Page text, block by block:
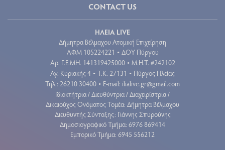
CONTACT US
ΗΛΕΙΑ LIVE
Δήμητρα Βέλμαχου Ατομική Επιχείρηση
ΑΦΜ 105224221 • ΔΟΥ Πύργου
Aρ. Γ.Ε.ΜΗ. 141319425000 • Μ.Η.Τ. #242102
Αγ. Κυριακής 4 • Τ.Κ. 27131 • Πύργος Ηλείας
Τηλ.: 26210 30400 • E-mail: ilialive.gr@gmail.com
Ιδιοκτήτρια / Διευθύντρια / Διαχειρίστρια /
Δικαιούχος Ονόματος Τομέα: Δήμητρα Βέλμαχου
Διευθυντής Σύνταξης: Γιάννης Σπυρούνης
Δημοσιογραφικό Τμήμα: 6976 869414
Εμπορικό Τμήμα: 6945 556212